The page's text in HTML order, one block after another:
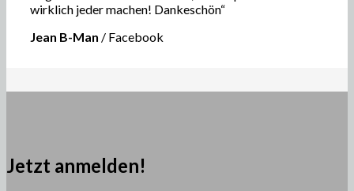
wirklich jeder machen! Dankeschön“
Jean B-Man / Facebook
Jetzt anmelden!